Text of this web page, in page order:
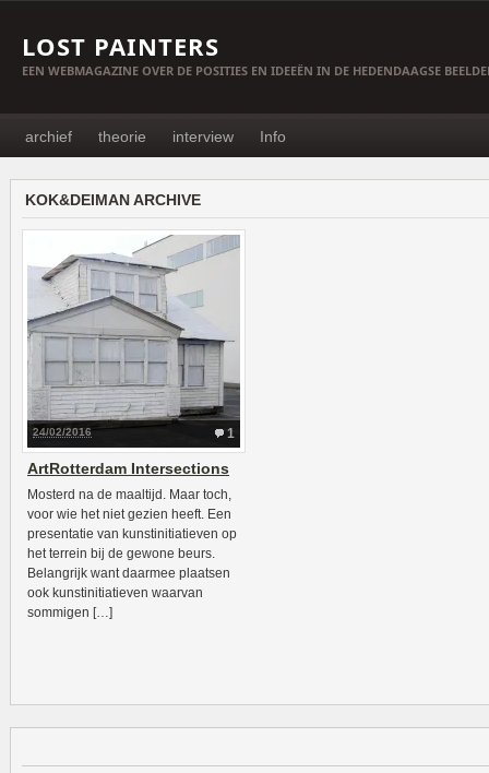
LOST PAINTERS
EEN WEBMAGAZINE OVER DE POSITIES EN IDEEËN IN DE HEDENDAAGSE
archief theorie interview Info
KOK&DEIMAN ARCHIVE
1
24/02/2016
ArtRotterdam Intersections
Mosterd na de maaltijd. Maar toch,
voor wie het niet gezien heeft. Een
presentatie van kunstinitiatieven op
het terrein bij de gewone beurs.
Belangrijk want daarmee plaatsen
ook kunstinitiatieven waarvan
sommigen […]